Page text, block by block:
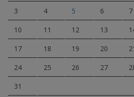
3 4 5 6 7
10 11 12 13
17 18 19 20
24 25 26 27
31